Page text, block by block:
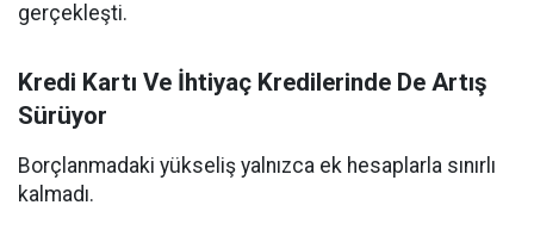
gerçekleşti.
Kredi Kartı Ve İhtiyaç Kredilerinde De Artış
Sürüyor
Borçlanmadaki yükseliş yalnızca ek hesaplarla sınırlı
kalmadı.